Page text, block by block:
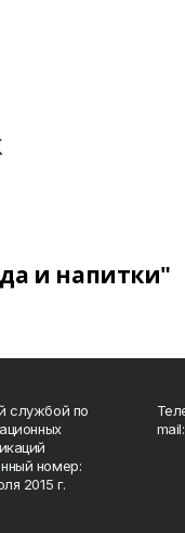
и напитки"
службой по
номер:
2015 г.